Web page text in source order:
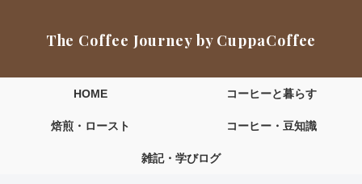
The Coffee Journey by CuppaCoffee
HOME コーヒーと暮らす
焙煎・ロースト コーヒー・豆知識
雑記・学びログ